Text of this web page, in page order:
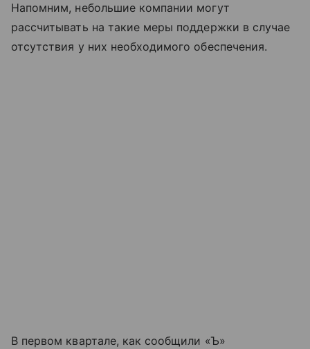
Напомним, небольшие компании могут
рассчитывать на такие меры поддержки в случае
отсутствия у них необходимого обеспечения.
В первом квартале, как сообщили «Ъ»